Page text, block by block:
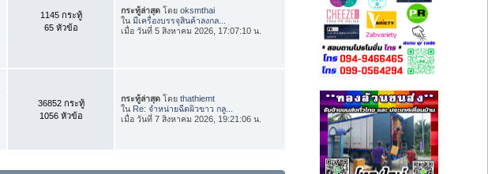
1145 กระทู้
65 หัวข้อ
กระทู้ล่าสุด โดยoksmthai
ในมีเครื่องบรรจุสินค้าลงกล...
เมื่อ วันที่ 5 สิงหาคม 2026, 17:07:10 น.
36852 กระทู้
1056 หัวข้อ
กระทู้ล่าสุด โดยthathiemt
ใน Re: จำหน่ายฉีดผิวขาว กลู...
เมื่อ วันที่ 7 สิงหาคม 2026, 19:21:06 น.